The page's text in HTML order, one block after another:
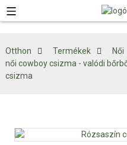
Otthon Termékek Női
női cowboy csizma - valódi
csizma